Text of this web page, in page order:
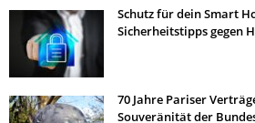
Schutz für dein Smart
Sicherheitstipps gegen
70 Jahre Pariser
Souveränität der